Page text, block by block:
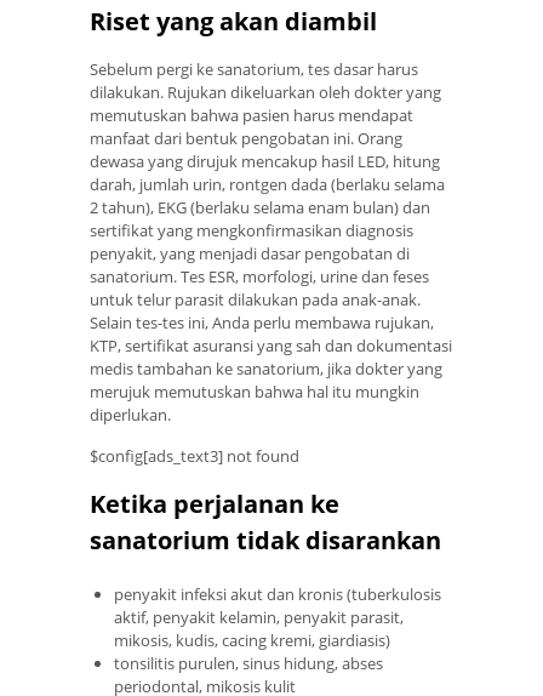
Riset yang akan diambil
Sebelum pergi ke sanatorium, tes dasar harus
dilakukan. Rujukan dikeluarkan oleh dokter yang
memutuskan bahwa pasien harus mendapat
manfaat dari bentuk pengobatan ini. Orang
dewasa yang dirujuk mencakup hasil LED, hitung
darah, jumlah urin, rontgen dada (berlaku selama
2 tahun), EKG (berlaku selama enam bulan) dan
sertifikat yang mengkonfirmasikan diagnosis
penyakit, yang menjadi dasar pengobatan di
sanatorium. Tes ESR, morfologi, urine dan feses
untuk telur parasit dilakukan pada anak-anak.
Selain tes-tes ini, Anda perlu membawa rujukan,
KTP, sertifikat asuransi yang sah dan dokumentasi
medis tambahan ke sanatorium, jika dokter yang
merujuk memutuskan bahwa hal itu mungkin
diperlukan.
$config[ads_text3] not found
Ketika perjalanan ke
sanatorium tidak disarankan
penyakit infeksi akut dan kronis (tuberkulosis
aktif, penyakit kelamin, penyakit parasit,
mikosis, kudis, cacing kremi, giardiasis)
tonsilitis purulen, sinus hidung, abses
periodontal, mikosis kulit